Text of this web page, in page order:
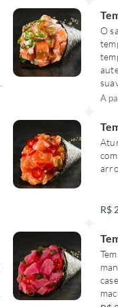
O
e
A
R$